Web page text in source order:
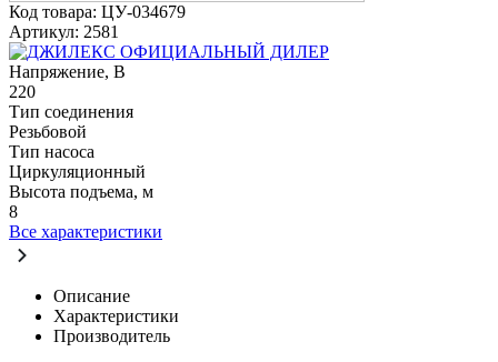
Код товара: ЦУ-034679
Артикул: 2581
ОФИЦИАЛЬНЫЙ ДИЛЕР
Напряжение, В
220
Тип соединения
Резьбовой
Тип насоса
Циркуляционный
Высота подъема, м
8
Все характеристики
Описание
Характеристики
Производитель